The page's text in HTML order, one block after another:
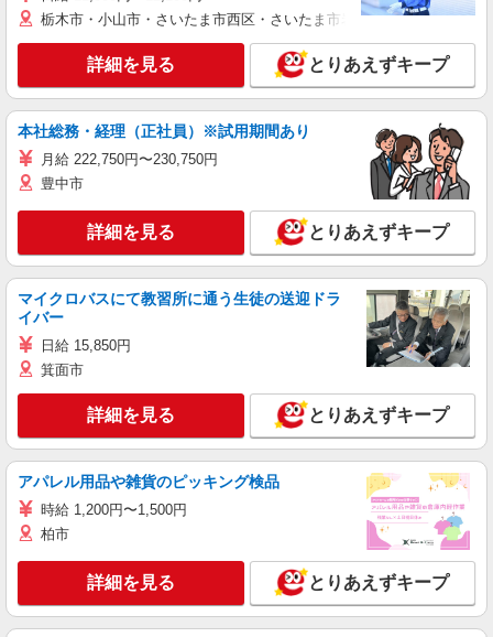
栃木市・小山市・さいたま市西区・さいたま市岩槻区・久喜市・蓮田
詳細を見る とりあえずキープ
本社総務・経理（正社員）※試用期間あり
月給 222,750円〜230,750円
豊中市
詳細を見る とりあえずキープ
マイクロバスにて教習所に通う生徒の送迎ドラ
イバー
日給 15,850円
箕面市
詳細を見る とりあえずキープ
アパレル用品や雑貨のピッキング検品
時給 1,200円〜1,500円
柏市
詳細を見る とりあえずキープ